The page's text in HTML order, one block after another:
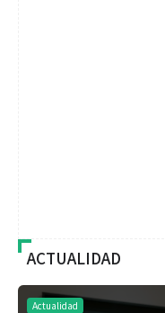
ACTUALIDAD
Actualidad